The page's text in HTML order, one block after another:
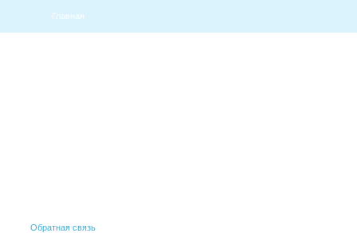
Главная
Обратная связь